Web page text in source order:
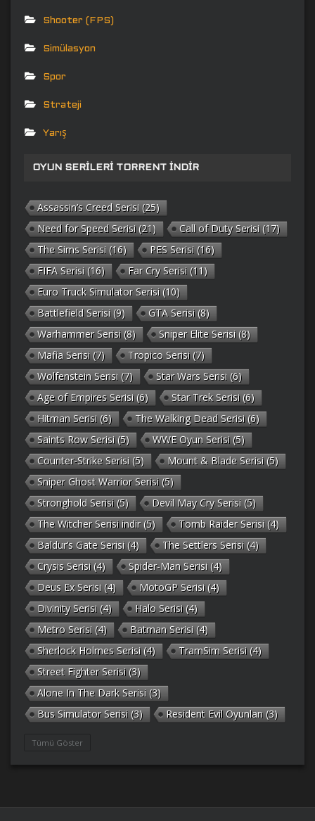
Shooter (FPS)
Simülasyon
Spor
Strateji
Yarış
OYUN SERILERI TORRENT İNDIR
Assassin’s Creed Serisi (25)
Need for Speed Serisi (21) Call of Duty Serisi (17)
The Sims Serisi (16) PES Serisi (16)
FIFA Serisi (16) Far Cry Serisi (11)
Euro Truck Simulator Serisi (10)
Battlefield Serisi (9) GTA Serisi (8)
Warhammer Serisi (8) Sniper Elite Serisi (8)
Mafia Serisi (7) Tropico Serisi (7)
Wolfenstein Serisi (7) Star Wars Serisi (6)
Age of Empires Serisi (6) Star Trek Serisi (6)
Hitman Serisi (6) The Walking Dead Serisi (6)
Saints Row Serisi (5) WWE Oyun Serisi (5)
Counter-Strike Serisi (5) Mount & Blade Serisi (5)
Sniper Ghost Warrior Serisi (5)
Stronghold Serisi (5) Devil May Cry Serisi (5)
The Witcher Serisi indir(5) Tomb Raider Serisi (4)
Baldur’s Gate Serisi (4) The Settlers Serisi (4)
Crysis Serisi (4) Spider-Man Serisi (4)
Deus Ex Serisi (4) MotoGP Serisi (4)
Divinity Serisi (4) Halo Serisi (4)
Metro Serisi (4) Batman Serisi (4)
Sherlock Holmes Serisi (4) TramSim Serisi (4)
Street Fighter Serisi (3)
Alone In The Dark Serisi (3)
Bus Simulator Serisi (3) Resident Evil Oyunları (3)
Tümü Göster